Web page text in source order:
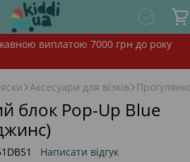
виплатою 7000 грн до року
Аксесуари для візків
блок Pop-Up Blue
Написати відгук